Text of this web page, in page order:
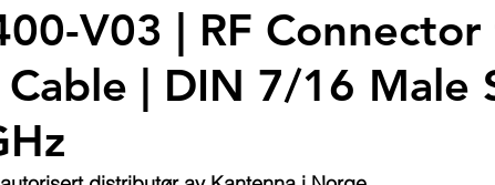
Company
V03 | RF
Cable | DIN 7/16 Male